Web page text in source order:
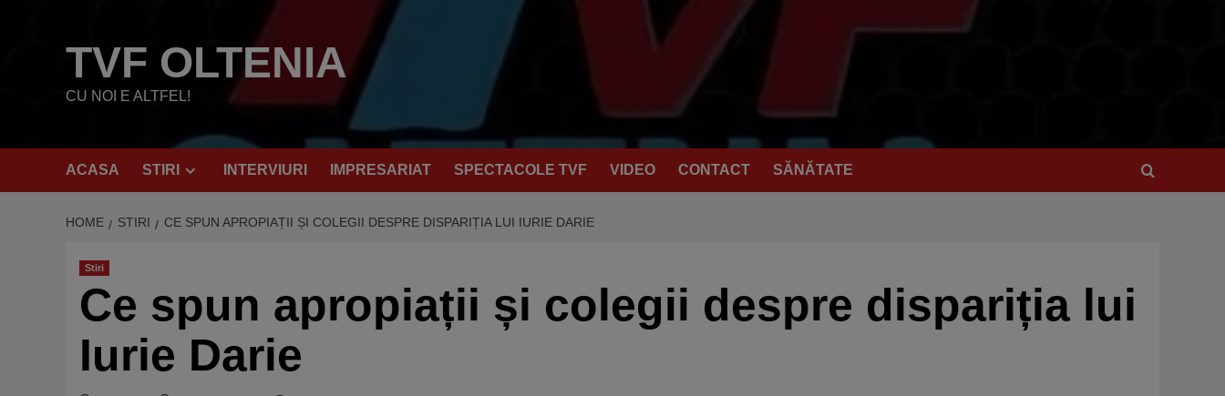
TVF OLTENIA
CU NOI E ALTFEL!
ACASA STIRI INTERVIURI IMPRESARIAT SPECTACOLE TVF VIDEO CONTACT SĂNĂTATE
HOME STIRI CE SPUN APROPIAȚII ȘI COLEGII DESPRE DISPARIȚIA LUI IURIE DARIE
Stiri
Ce spun apropiații și colegii despre dispariția lui
Iurie Darie